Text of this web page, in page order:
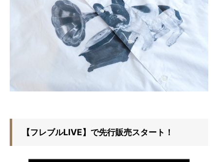
【フレブルLIVE】で先行販売スタート！